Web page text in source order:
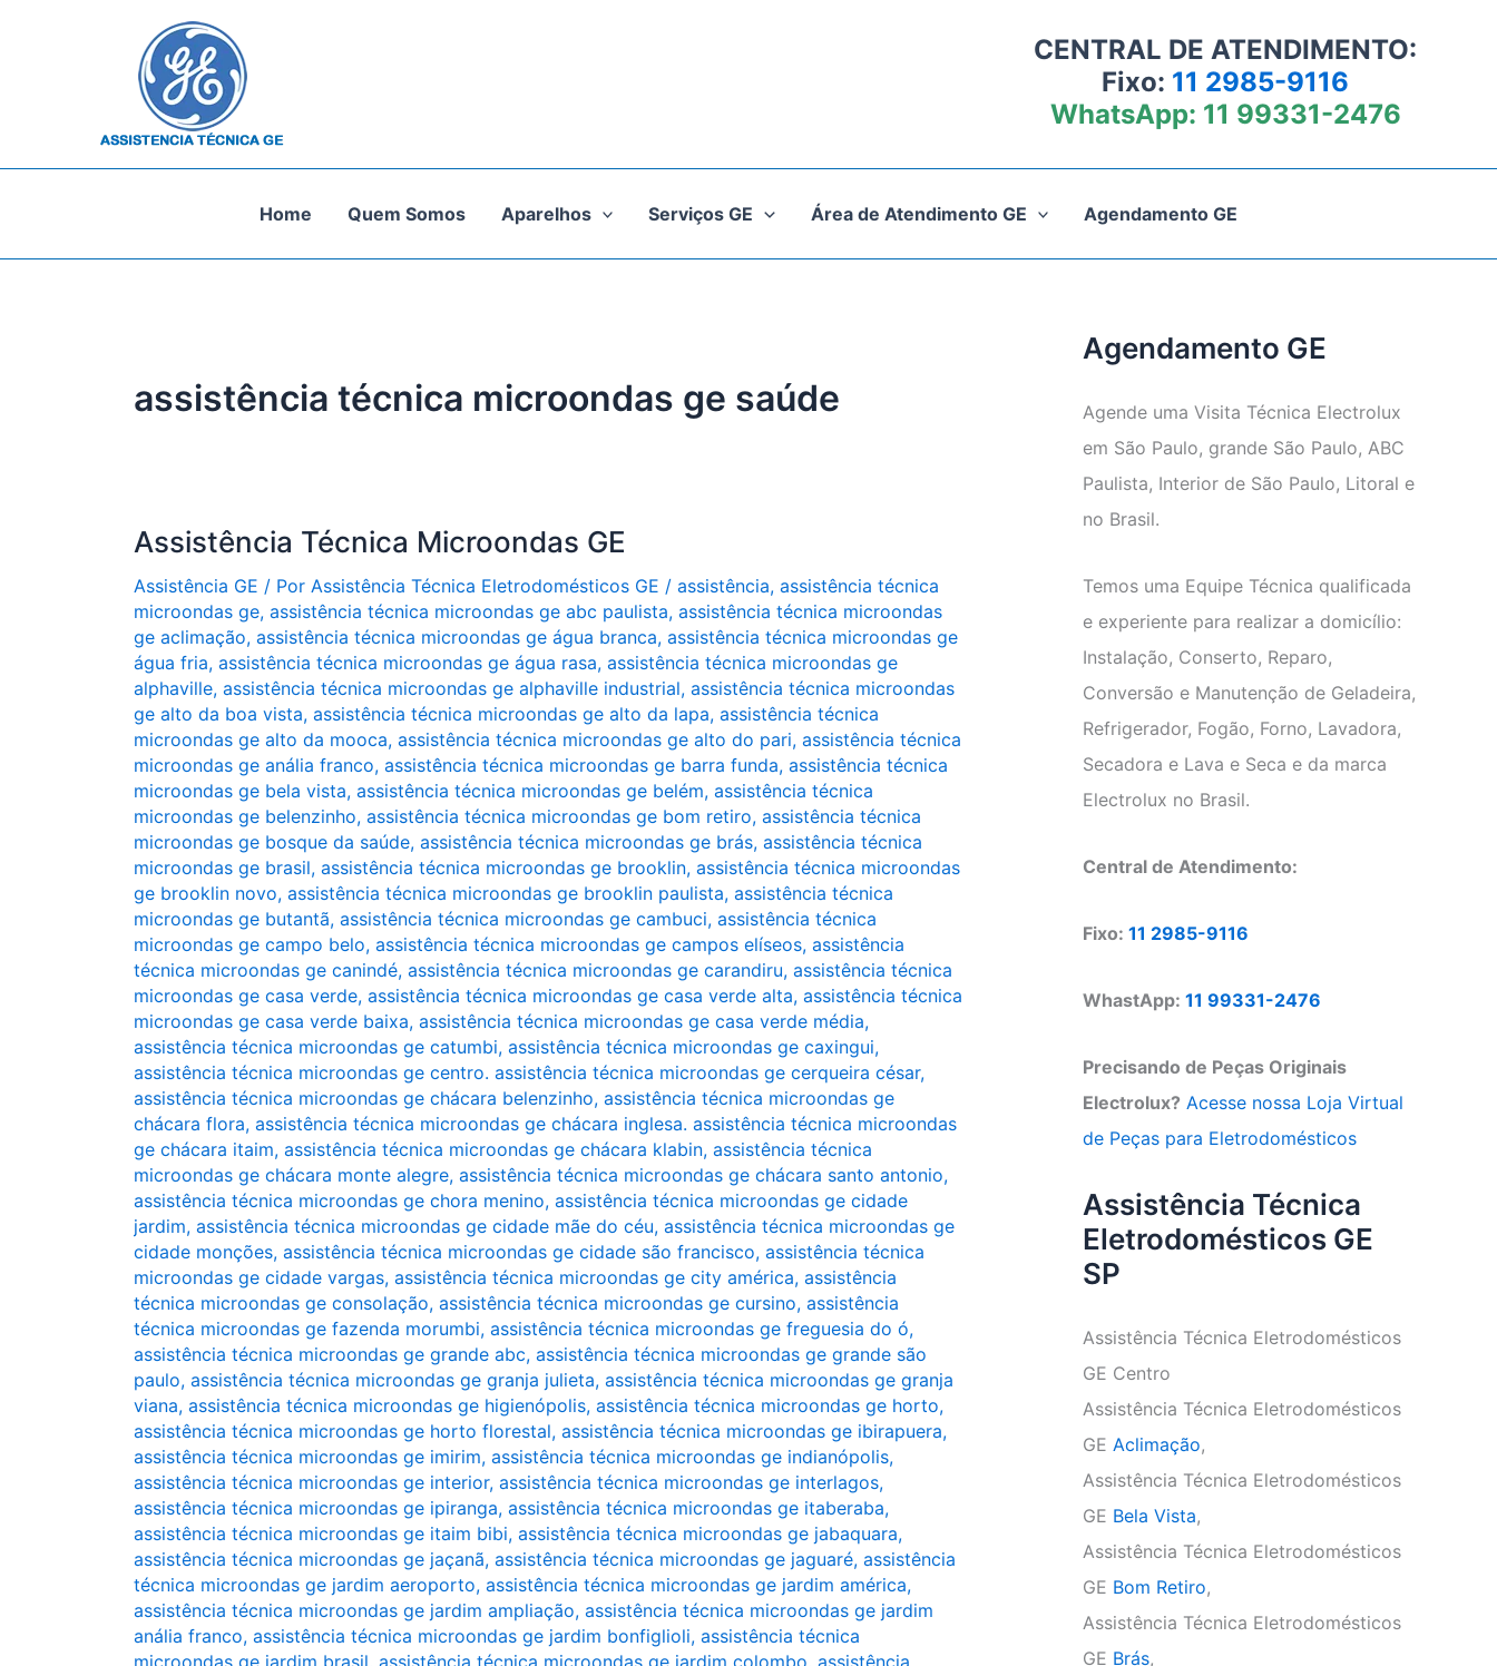
CENTRAL DE ATENDIMENTO:
Fixo: 11 2985-9116
WhatsApp: 11 99331-2476
Home Quem Somos Aparelhos Serviços GE Área de Atendimento GE Agendamento GE
assistência técnica microondas ge saúde
Assistência Técnica Microondas GE
Assistência GE / Por Assistência Técnica Eletrodomésticos GE / assistência, assistência técnica
microondas ge, assistência técnica microondas ge abc paulista, assistência técnica microondas
ge aclimação, assistência técnica microondas ge água branca, assistência técnica microondas ge
água fria, assistência técnica microondas ge água rasa, assistência técnica microondas ge
alphaville, assistência técnica microondas ge alphaville industrial, assistência técnica microondas
ge alto da boa vista, assistência técnica microondas ge alto da lapa, assistência técnica
microondas ge alto da mooca, assistência técnica microondas ge alto do pari, assistência técnica
microondas ge anália franco, assistência técnica microondas ge barra funda, assistência técnica
microondas ge bela vista, assistência técnica microondas ge belém, assistência técnica
microondas ge belenzinho, assistência técnica microondas ge bom retiro, assistência técnica
microondas ge bosque da saúde, assistência técnica microondas ge brás, assistência técnica
microondas ge brasil, assistência técnica microondas ge brooklin, assistência técnica microondas
ge brooklin novo, assistência técnica microondas ge brooklin paulista, assistência técnica
microondas ge butantã, assistência técnica microondas ge cambuci, assistência técnica
microondas ge campo belo, assistência técnica microondas ge campos elíseos, assistência
técnica microondas ge canindé, assistência técnica microondas ge carandiru, assistência técnica
microondas ge casa verde, assistência técnica microondas ge casa verde alta, assistência técnica
microondas ge casa verde baixa, assistência técnica microondas ge casa verde média,
assistência técnica microondas ge catumbi, assistência técnica microondas ge caxingui,
assistência técnica microondas ge centro. assistência técnica microondas ge cerqueira césar,
assistência técnica microondas ge chácara belenzinho, assistência técnica microondas ge
chácara flora, assistência técnica microondas ge chácara inglesa. assistência técnica microondas
ge chácara itaim, assistência técnica microondas ge chácara klabin, assistência técnica
microondas ge chácara monte alegre, assistência técnica microondas ge chácara santo antonio,
assistência técnica microondas ge chora menino, assistência técnica microondas ge cidade
jardim, assistência técnica microondas ge cidade mãe do céu, assistência técnica microondas ge
cidade monções, assistência técnica microondas ge cidade são francisco, assistência técnica
microondas ge cidade vargas, assistência técnica microondas ge city américa, assistência
técnica microondas ge consolação, assistência técnica microondas ge cursino, assistência
técnica microondas ge fazenda morumbi, assistência técnica microondas ge freguesia do ó,
assistência técnica microondas ge grande abc, assistência técnica microondas ge grande são
paulo, assistência técnica microondas ge granja julieta, assistência técnica microondas ge granja
viana, assistência técnica microondas ge higienópolis, assistência técnica microondas ge horto,
assistência técnica microondas ge horto florestal, assistência técnica microondas ge ibirapuera,
assistência técnica microondas ge imirim, assistência técnica microondas ge indianópolis,
assistência técnica microondas ge interior, assistência técnica microondas ge interlagos,
assistência técnica microondas ge ipiranga, assistência técnica microondas ge itaberaba,
assistência técnica microondas ge itaim bibi, assistência técnica microondas ge jabaquara,
assistência técnica microondas ge jaçanã, assistência técnica microondas ge jaguaré, assistência
técnica microondas ge jardim aeroporto, assistência técnica microondas ge jardim américa,
assistência técnica microondas ge jardim ampliação, assistência técnica microondas ge jardim
anália franco, assistência técnica microondas ge jardim bonfiglioli, assistência técnica
microondas ge jardim brasil, assistência técnica microondas ge jardim colombo, assistência
Agendamento GE
Agende uma Visita Técnica Electrolux
em São Paulo, grande São Paulo, ABC
Paulista, Interior de São Paulo, Litoral e
no Brasil.
Temos uma Equipe Técnica qualificada
e experiente para realizar a domicílio:
Instalação, Conserto, Reparo,
Conversão e Manutenção de Geladeira,
Refrigerador, Fogão, Forno, Lavadora,
Secadora e Lava e Seca e da marca
Electrolux no Brasil.
Central de Atendimento:
Fixo: 11 2985-9116
WhastApp: 11 99331-2476
Precisando de Peças Originais
Electrolux? Acesse nossa Loja Virtual
de Peças para Eletrodomésticos
Assistência Técnica
Eletrodomésticos GE
SP
Assistência Técnica Eletrodomésticos
GE Centro
Assistência Técnica Eletrodomésticos
GE Aclimação,
Assistência Técnica Eletrodomésticos
GE Bela Vista,
Assistência Técnica Eletrodomésticos
GE Bom Retiro,
Assistência Técnica Eletrodomésticos
GE Brás,